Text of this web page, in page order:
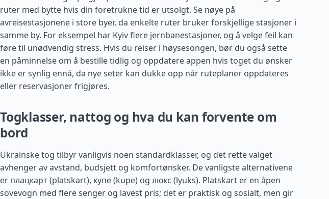
ruter med bytte hvis din foretrukne tid er utsolgt. Se nøye på
avreisestasjonene i store byer, da enkelte ruter bruker forskjellige stasjoner i
samme by. For eksempel har Kyiv flere jernbanestasjoner, og å velge feil kan
føre til unødvendig stress. Hvis du reiser i høysesongen, bør du også sette
en påminnelse om å bestille tidlig og oppdatere appen hvis toget du ønsker
ikke er synlig ennå, da nye seter kan dukke opp når ruteplaner oppdateres
eller reservasjoner frigjøres.
Togklasser, nattog og hva du kan forvente om
bord
Ukrainske tog tilbyr vanligvis noen standardklasser, og det rette valget
avhenger av avstand, budsjett og komfortønsker. De vanligste alternativene
er плацкарт (platskart), купе (kupe) og люкс (lyuks). Platskart er en åpen
sovevogn med flere senger og lavest pris; det er praktisk og sosialt, men gir